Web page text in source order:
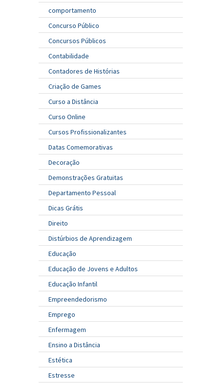
comportamento
Concurso Público
Concursos Públicos
Contabilidade
Contadores de Histórias
Criação de Games
Curso a Distância
Curso Online
Cursos Profissionalizantes
Datas Comemorativas
Decoração
Demonstrações Gratuitas
Departamento Pessoal
Dicas Grátis
Direito
Distúrbios de Aprendizagem
Educação
Educação de Jovens e Adultos
Educação Infantil
Empreendedorismo
Emprego
Enfermagem
Ensino a Distância
Estética
Estresse